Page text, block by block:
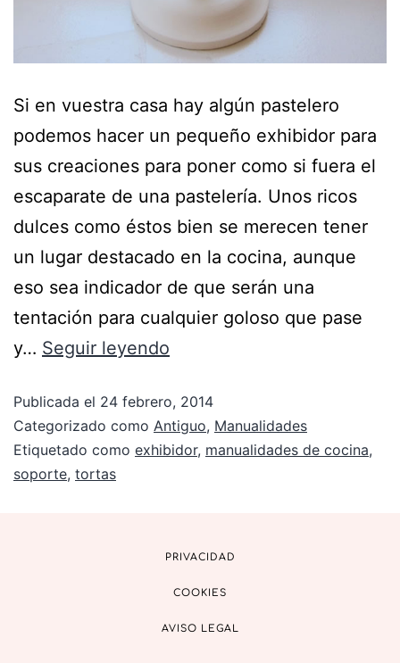
Si en vuestra casa hay algún pastelero
podemos hacer un pequeño exhibidor para
sus creaciones para poner como si fuera el
escaparate de una pastelería. Unos ricos
dulces como éstos bien se merecen tener
un lugar destacado en la cocina, aunque
eso sea indicador de que serán una
tentación para cualquier goloso que pase
y… Seguir leyendo
Publicada el 24 febrero, 2014
Categorizado como Antiguo, Manualidades
Etiquetado como exhibidor, manualidades de cocina,
soporte, tortas
PRIVACIDAD
COOKIES
AVISO LEGAL